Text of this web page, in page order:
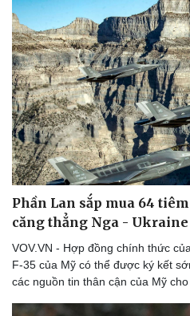
Thể thao
Lịch thi đấu bóng đá
Thế giới thể thao
eSports
Hậu trường
Phần Lan sắp mua 64
căng thẳng Nga - Ukraine
VOV.VN - Hợp đồng chính thức
F-35 của Mỹ có thể được ký kết
các nguồn tin thân cận của Mỹ cho